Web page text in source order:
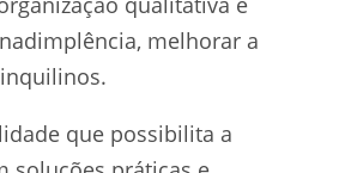
melhorar a
que possibilita a